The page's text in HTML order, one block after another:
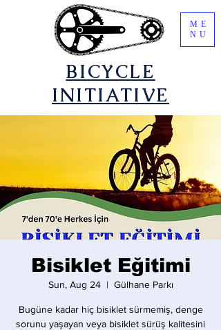
​BICYCLE
INITIATIVE
ME
NU
Bisiklet Eğitimi
Sun, Aug 24
  |
Gülhane Parkı
Bugüne kadar hiç bisiklet sürmemiş, denge
sorunu yaşayan veya bisiklet sürüş kalitesini